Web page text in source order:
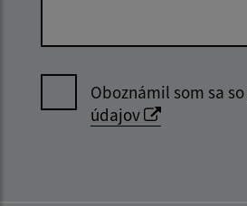
Oboznámil som sa so
údajov